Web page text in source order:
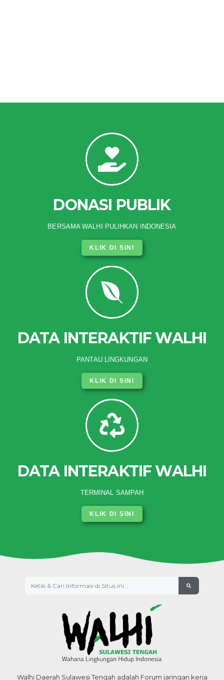
DONASI PUBLIK
BERSAMA WALHI PULIHKAN INDONESIA
KLIK DI SINI
DATA INTERAKTIF WALHI
PANTAU LINGKUNGAN
KLIK DI SINI
DATA INTERAKTIF WALHI
TERMINAL SAMPAH
KLIK DI SINI
Walhi Daerah Sulawesi Tengah adalah Forum jaringan kerja